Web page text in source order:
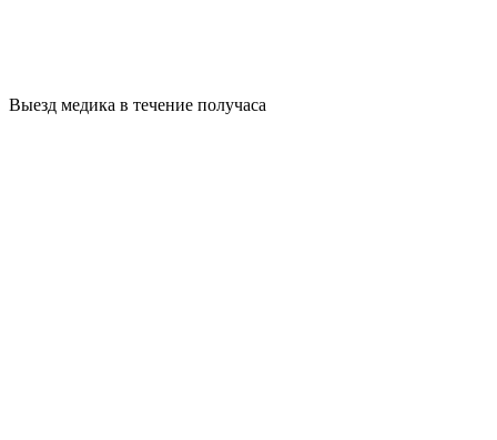
Выезд медика в течение получаса